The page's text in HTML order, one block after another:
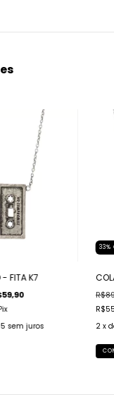
- FITA K7
sem juros
33%
2 x